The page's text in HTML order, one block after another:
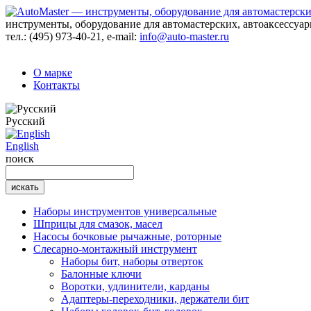
инструменты, оборудование для автомастерских,
тел.: (495) 973-40-21 , e-mail: info@auto-master.ru
О марке
Контакты
Русский
English
поиск
Наборы инструментов универсальные
Шприцы для смазок, масел
Насосы бочковые рычажные, роторные
Слесарно-монтажный инструмент
Наборы бит, наборы отверток
Балонные ключи
Воротки, удлинители, карданы
Адаптеры-переходники, держатели бит